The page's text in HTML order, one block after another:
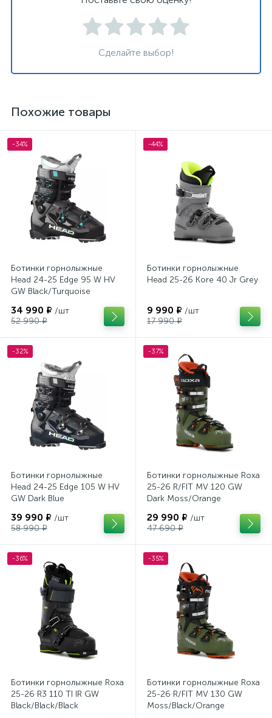
Сделайте выбор!
Похожие товары
-34%
Ботинки горнолыжные
Head 24-25 Edge 95 W HV
GW Black/Turquoise
34 990 ₽ /шт
52 990 ₽
-44%
Ботинки горнолыжные
Head 25-26 Kore 40 Jr Grey
9 990 ₽ /шт
17 990 ₽
-32%
Ботинки горнолыжные
Head 24-25 Edge 105 W HV
GW Dark Blue
39 990 ₽ /шт
58 990 ₽
-37%
Ботинки горнолыжные Roxa
25-26 R/FIT MV 120 GW
Dark Moss/Orange
29 990 ₽ /шт
47 690 ₽
-36%
Ботинки горнолыжные Roxa
25-26 R3 110 TI IR GW
Black/Black/Black
-35%
Ботинки горнолыжные Roxa
25-26 R/FIT MV 130 GW
Moss/Black/Orange